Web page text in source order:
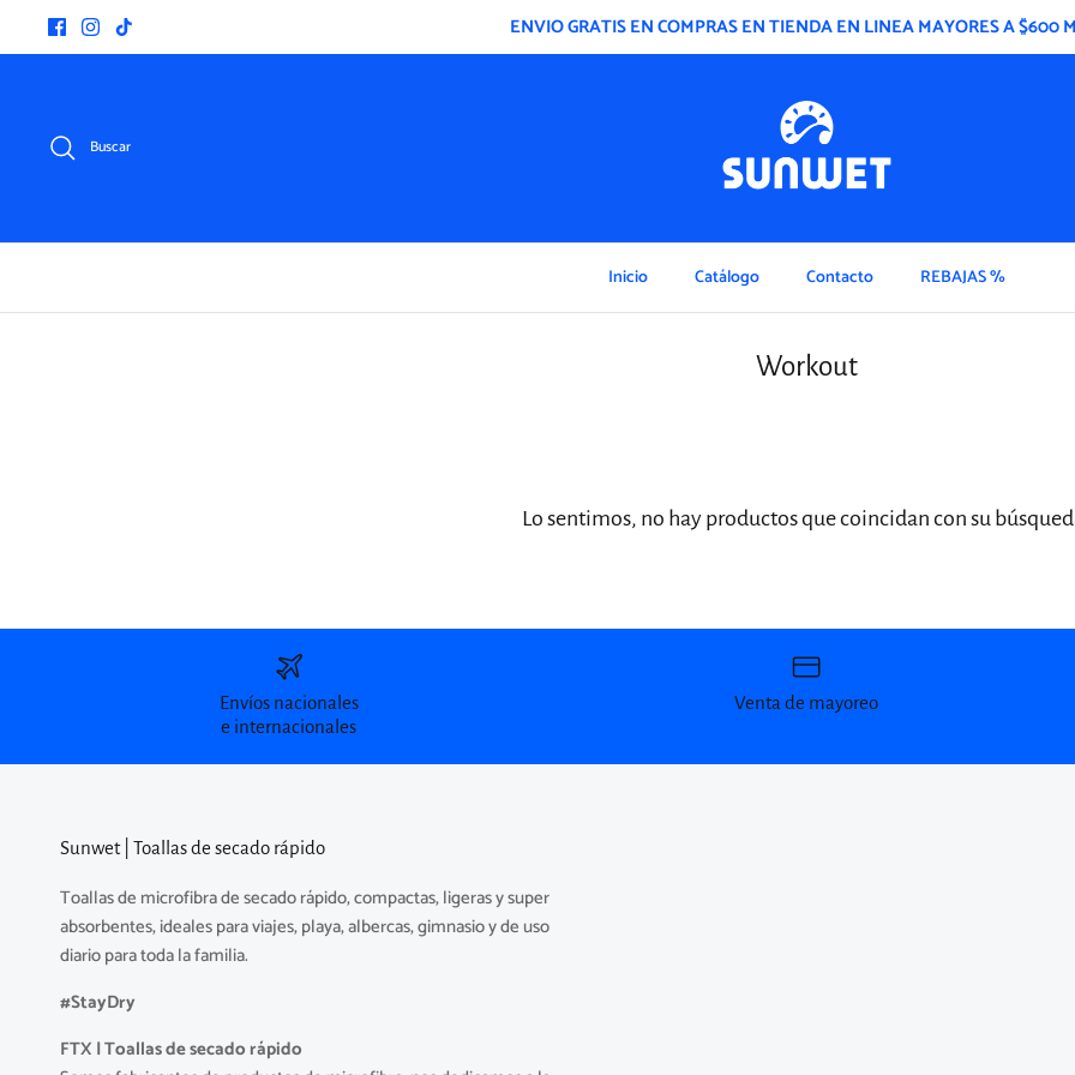
ENVIO GRATIS EN COMPRAS EN TIENDA EN LINEA MAYORES A $600
Buscar
Inicio Catálogo Contacto REBAJAS %
Workout
Lo sentimos, no hay productos que coincidan con su
Envíos nacionales
e internacionales
Venta de mayoreo
Sunwet | Toallas de secado rápido
Toallas de microfibra de secado rápido, compactas, ligeras y super
absorbentes, ideales para viajes, playa, albercas, gimnasio y de uso
diario para toda la familia.
#StayDry
FTX | Toallas de secado rápido